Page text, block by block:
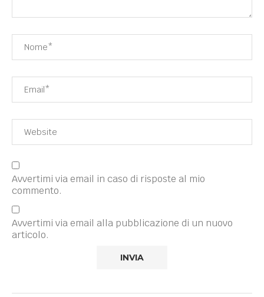
Avvertimi via email in caso di risposte al mio
commento.
Avvertimi via email alla pubblicazione di un nuovo
articolo.